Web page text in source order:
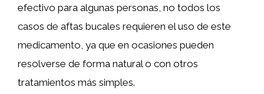
efectivo para algunas personas, no todos los
casos de aftas bucales requieren el uso de este
medicamento, ya que en ocasiones pueden
resolverse de forma natural o con otros
tratamientos más simples.